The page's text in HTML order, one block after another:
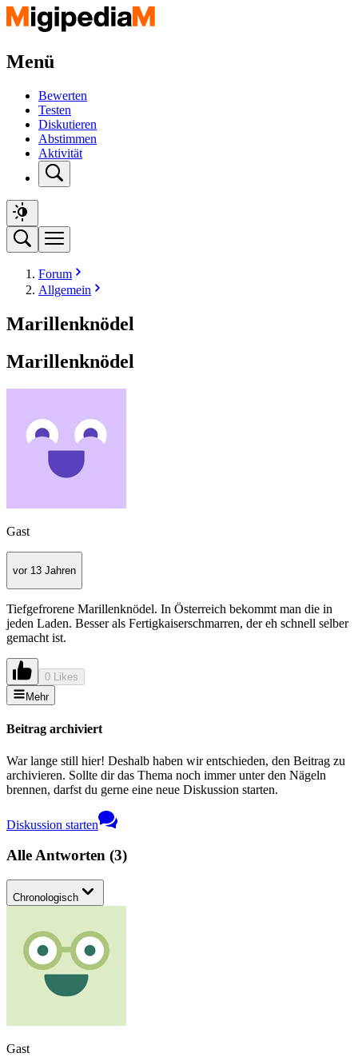
Menü
Bewerten
Testen
Diskutieren
Abstimmen
Aktivität
Forum
Allgemein
Marillenknödel
Marillenknödel
Gast
vor 13 Jahren
Tiefgefrorene Marillenknödel. In Österreich bekommt man die in
jeden Laden. Besser als Fertigkaiserschmarren, der eh schnell selber
gemacht ist.
0 Likes
Mehr
Beitrag archiviert
War lange still hier! Deshalb haben wir entschieden, den Beitrag zu
archivieren. Sollte dir das Thema noch immer unter den Nägeln
brennen, darfst du gerne eine neue Diskussion starten.
Diskussion starten
Alle Antworten (3)
Chronologisch
Gast